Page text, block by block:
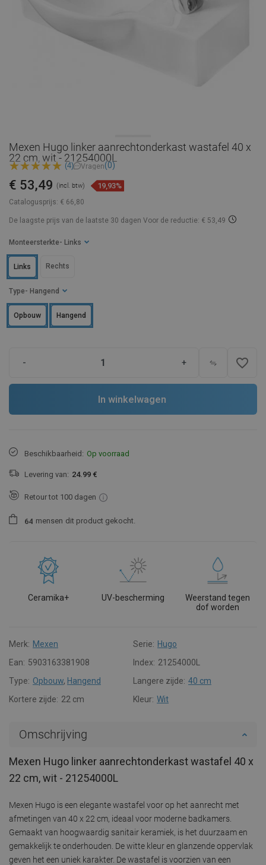
Mexen Hugo linker aanrechtonderkast wastafel 40 x
22 cm, wit - 21254000L
(4) Vragen(0)
Catalogusprijs: € 66,80
€ 53,49 (incl. btw) 19,93%
De laagste prijs van de laatste 30 dagen Voor de reductie: € 53,49
Type - Hangend
Opbouw Hangend
Monteersterkte - Links
Links Rechts
- + favorite_border
In winkelwagen
Beschikbaarheid: Op voorraad
Levering van: 24.99 €
Retour tot 100 dagen
64 mensen dit product gekocht.
Ceramika+ UV-bescherming
Weerstand tegen
dof worden
Merk: Mexen Serie: Hugo
Ean: 5903163381908 Index: 21254000L
Type: Opbouw, Hangend Langere zijde: 40 cm
Kortere zijde: 22 cm Kleur: Wit
Omschrijving
Mexen Hugo linker aanrechtonderkast wastafel 40 x
22 cm, wit - 21254000L
Mexen Hugo is een elegante wastafel voor op het aanrecht met
afmetingen van 40 x 22 cm, ideaal voor moderne badkamers.
Gemaakt van hoogwaardig sanitair keramiek, is het duurzaam en
gemakkelijk te onderhouden. De witte kleur en glanzende oppervlak
geven het een uniek karakter. De wastafel is voorzien van een